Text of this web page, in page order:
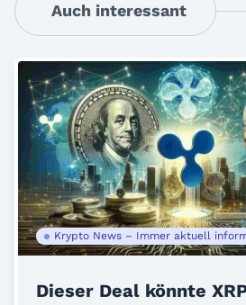
Auch interessant
Krypto News – Immer aktuell
Dieser Deal könnte